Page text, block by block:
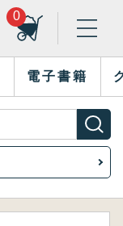
0
電子書籍